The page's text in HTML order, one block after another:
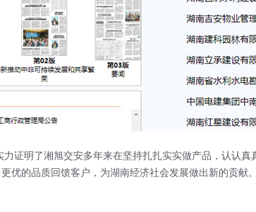
力证明了湘旭交安多年来在坚持扎扎实实做产品，认认
优的品质回馈客户，为湖南经济社会发展做出新的贡献